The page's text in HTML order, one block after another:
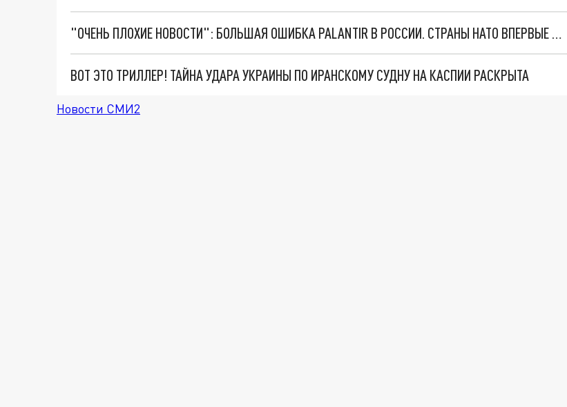
"ОЧЕНЬ ПЛОХИЕ НОВОСТИ": БОЛЬШАЯ ОШИБКА PALANTIR В РОССИИ. СТРАНЫ НАТО ВПЕРВЫЕ ЗА СВО ОСТАНОВИЛИ ПОСТАВКИ ОРУЖИЯ. ВСУ ТЕРЯЮТ ПРИГРАНИЧЬЕ?
ВОТ ЭТО ТРИЛЛЕР! ТАЙНА УДАРА УКРАИНЫ ПО ИРАНСКОМУ СУДНУ НА КАСПИИ РАСКРЫТА
Новости СМИ2